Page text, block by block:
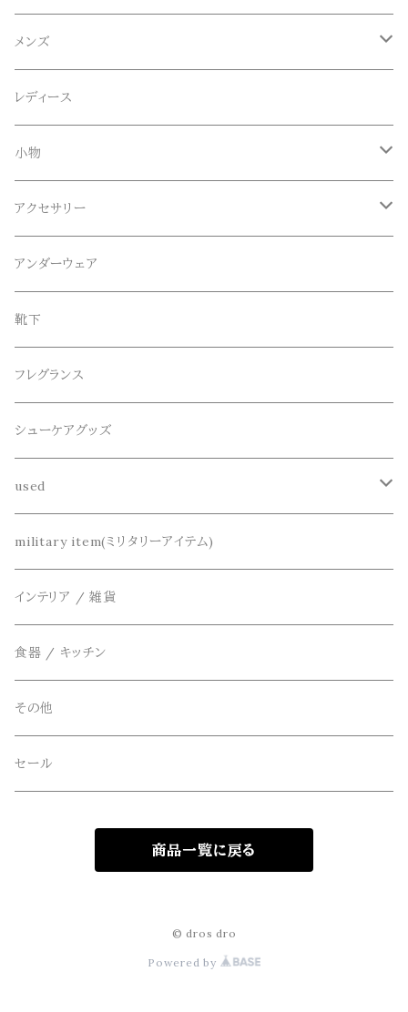
ACE SNKR(エーススニーカー)
Anapau,Seaing,ANAPAU UG
Blundstone(ブランドストーン)
CameOne(ケイムワン)
CANDY DESIGN&WORKS(CDW)
collonil(コロニル)
CountyComm(カウンティーコム)
decka(デカ)
dros dro(ドロスドロ)
DETAIL(ディティール)
THE FLAVOR DESIGN(ザ フレーバーデザイン)
FOB FACTORY(エフオービーファクトリー)
Four Seasons Garage(FSG)
freewaters(フリーウォータース)
GLOMA NAUTICA(グローマノーティカ)
メンズ
トップス
Tシャツ
ロンT
シャツ
カーディガン
ボトムス
ロング
ショート
セットアップ
シューズ
シューズ
サンダル
レディース
小物
帽子、マフラー、手袋
メガネ、サングラス
ベルト
腕時計
キーアクセサリー
財布、コインケース、マネークリップ
鞄
アクセサリー
リング
ブレスレット、バングル
ネックレス
アンダーウェア
靴下
フレグランス
シューケアグッズ
used
リメイク
アクセサリー
military item(ミリタリーアイテム)
インテリア / 雑貨
食器 / キッチン
その他
セール
商品一覧に戻る
© dros dro
Powered by